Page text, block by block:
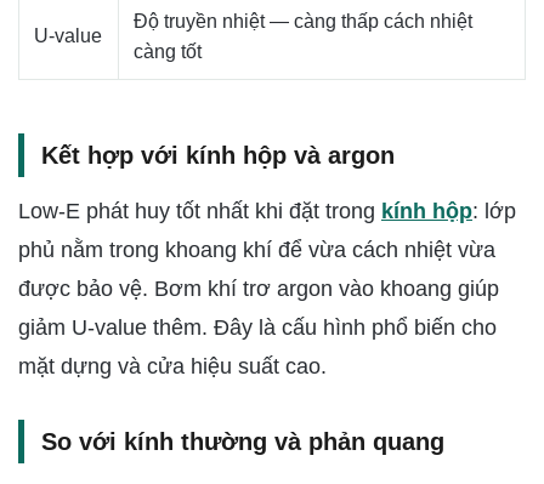
U-value
Độ truyền nhiệt — càng thấp cách nhiệt
càng tốt
Kết hợp với kính hộp và argon
Low-E phát huy tốt nhất khi đặt trong kính hộp: lớp
phủ nằm trong khoang khí để vừa cách nhiệt vừa
được bảo vệ. Bơm khí trơ argon vào khoang giúp
giảm U-value thêm. Đây là cấu hình phổ biến cho
mặt dựng và cửa hiệu suất cao.
So với kính thường và phản quang